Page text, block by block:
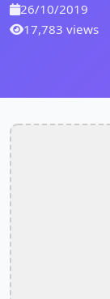
26/10/2019
17,783 views